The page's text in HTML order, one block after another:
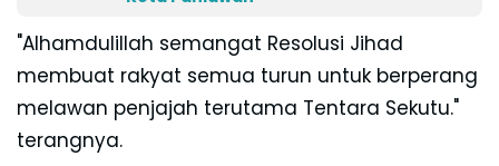
"Alhamdulillah semangat Resolusi Jihad
membuat rakyat semua turun untuk berperang
melawan penjajah terutama Tentara Sekutu."
terangnya.